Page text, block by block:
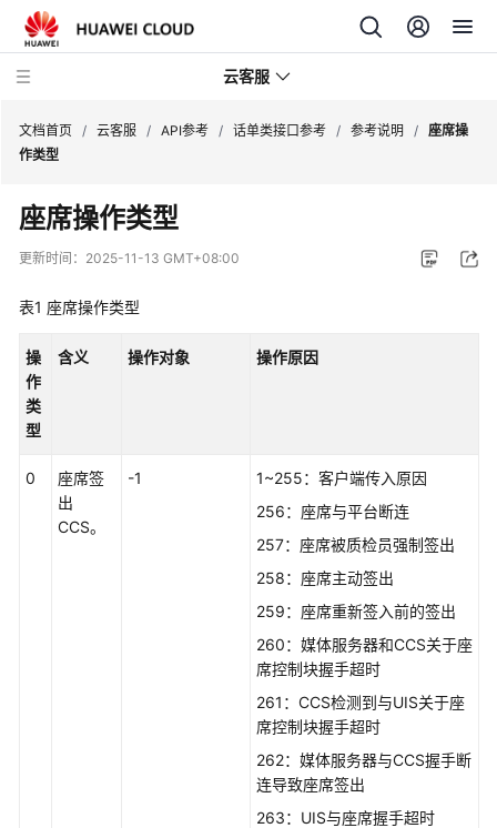
云客服
品
介
入
门
文档首页 / 云客服 / API参考 / 话单类接口参考 / 参考说明 / 座席操
作类型
座席操作类型
更新时间： 2025-11-13 GMT+08:00
表1 座席操作类型
操
作
类
型
含义 操作对象 操作原因
0
座席签
出
CCS。
-1
1~255：客户端传入原因
256：座席与平台断连
257：座席被质检员强制签出
258：座席主动签出
259：座席重新签入前的签出
260：媒体服务器和CCS关于座
席控制块握手超时
261：CCS检测到与UIS关于座
席控制块握手超时
262：媒体服务器与CCS握手断
连导致座席签出
263：UIS与座席握手超时